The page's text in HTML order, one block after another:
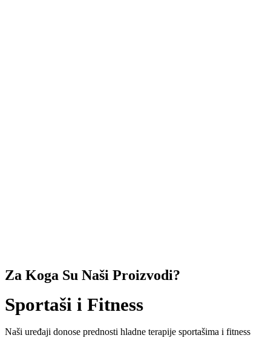
Za Koga Su Naši Proizvodi?
Sportaši i Fitness
Naši uređaji donose prednosti hladne terapije sportašima i fitness